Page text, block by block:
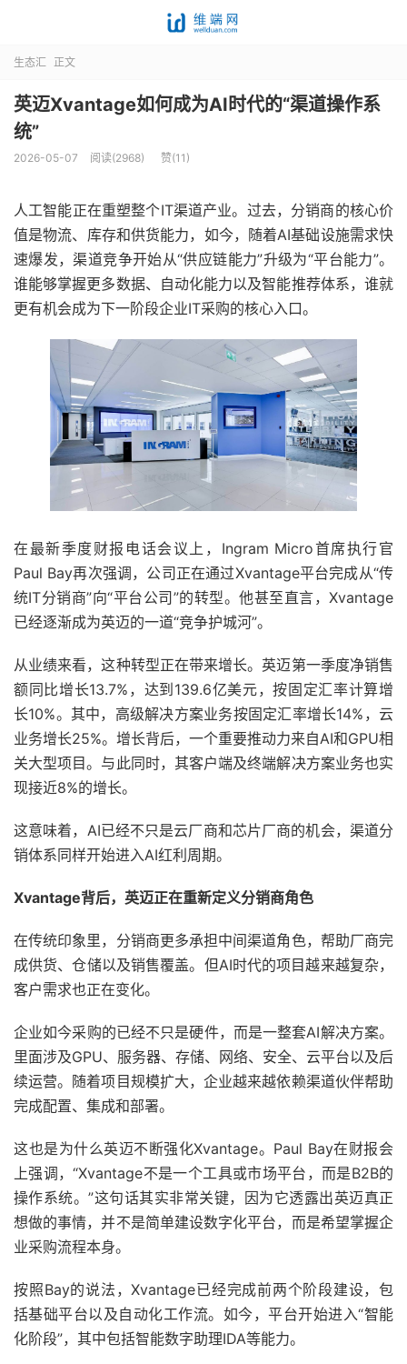
生态汇 正文
英迈Xvantage如何成为AI时代的“渠道操作系
统”
2026-05-07 阅读(2968) 赞(11 )
人工智能正在重塑整个IT渠道产业。过去，分销商的核心价
值是物流、库存和供货能力，如今，随着AI基础设施需求快
速爆发，渠道竞争开始从“供应链能力”升级为“平台能力”。
谁能够掌握更多数据、自动化能力以及智能推荐体系，谁就
更有机会成为下一阶段企业IT采购的核心入口。
在最新季度财报电话会议上，Ingram Micro首席执行官
Paul Bay再次强调，公司正在通过Xvantage平台完成从“传
统IT分销商”向“平台公司”的转型。他甚至直言，Xvantage
已经逐渐成为英迈的一道“竞争护城河”。
从业绩来看，这种转型正在带来增长。英迈第一季度净销售
额同比增长13.7%，达到139.6亿美元，按固定汇率计算增
长10%。其中，高级解决方案业务按固定汇率增长14%，云
业务增长25%。增长背后，一个重要推动力来自AI和GPU相
关大型项目。与此同时，其客户端及终端解决方案业务也实
现接近8%的增长。
这意味着，AI已经不只是云厂商和芯片厂商的机会，渠道分
销体系同样开始进入AI红利周期。
Xvantage背后，英迈正在重新定义分销商角色
在传统印象里，分销商更多承担中间渠道角色，帮助厂商完
成供货、仓储以及销售覆盖。但AI时代的项目越来越复杂，
客户需求也正在变化。
企业如今采购的已经不只是硬件，而是一整套AI解决方案。
里面涉及GPU、服务器、存储、网络、安全、云平台以及后
续运营。随着项目规模扩大，企业越来越依赖渠道伙伴帮助
完成配置、集成和部署。
这也是为什么英迈不断强化Xvantage。Paul Bay在财报会
上强调，“Xvantage不是一个工具或市场平台，而是B2B的
操作系统。”这句话其实非常关键，因为它透露出英迈真正
想做的事情，并不是简单建设数字化平台，而是希望掌握企
业采购流程本身。
按照Bay的说法，Xvantage已经完成前两个阶段建设，包
括基础平台以及自动化工作流。如今，平台开始进入“智能
化阶段”，其中包括智能数字助理IDA等能力。